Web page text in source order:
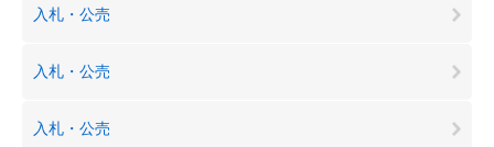
入札・公売
入札・公売
入札・公売